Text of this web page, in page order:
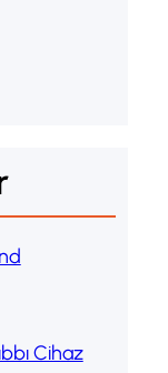
Cihaz